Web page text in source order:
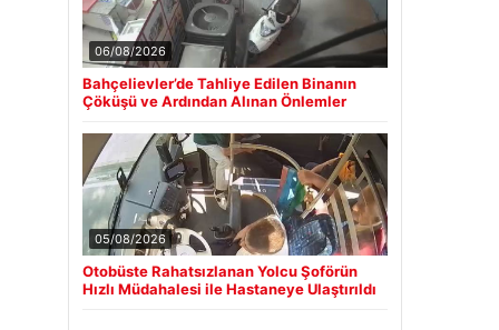
06/08/2026
Bahçelievler’de Tahliye Edilen Binanın
Çöküşü ve Ardından Alınan Önlemler
05/08/2026
Otobüste Rahatsızlanan Yolcu Şoförün
Hızlı Müdahalesi ile Hastaneye Ulaştırıldı